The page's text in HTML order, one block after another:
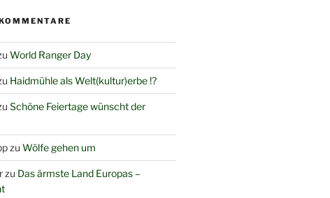
World Ranger Day
Haidmühle als Welt(kultur)erbe !?
Schöne Feiertage wünscht der
zu Wölfe gehen um
zu Das ärmste Land Europas –